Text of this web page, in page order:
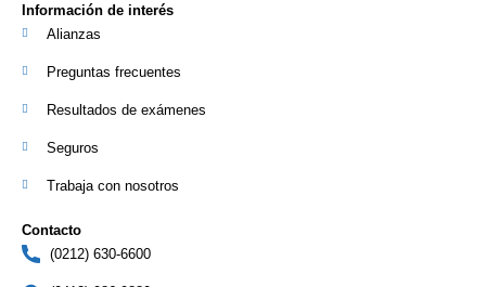
Información de interés
Alianzas
Preguntas frecuentes
Resultados de exámenes
Seguros
Trabaja con nosotros
Contacto
(0212) 630-6600